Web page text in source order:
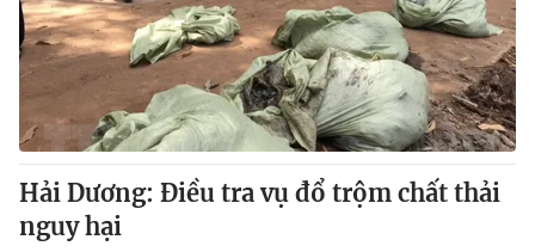
Hải Dương: Điều tra vụ đổ trộm chất thải
nguy hại